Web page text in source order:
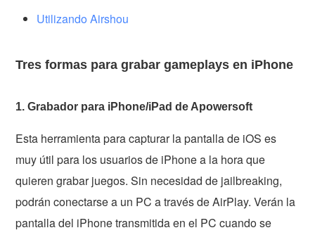
Utilizando Airshou
Tres formas para grabar gameplays en iPhone
1. Grabador para iPhone/iPad de Apowersoft
Esta herramienta para capturar la pantalla de iOS es
muy útil para los usuarios de iPhone a la hora que
quieren grabar juegos. Sin necesidad de jailbreaking,
podrán conectarse a un PC a través de AirPlay. Verán la
pantalla del iPhone transmitida en el PC cuando se